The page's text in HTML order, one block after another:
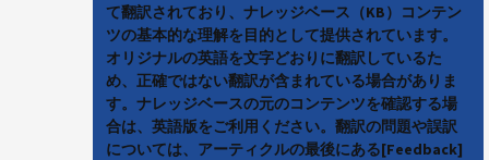
て翻訳されており、ナレッジベース（KB）コンテン
ツの基本的な理解を目的として提供されています。
オリジナルの英語を文字どおりに翻訳しているた
め、正確ではない翻訳が含まれている場合がありま
す。ナレッジベースの元のコンテンツを確認する場
合は、英語版をご利用ください。翻訳の問題や誤訳
については、アーティクルの最後にある[Feedback]